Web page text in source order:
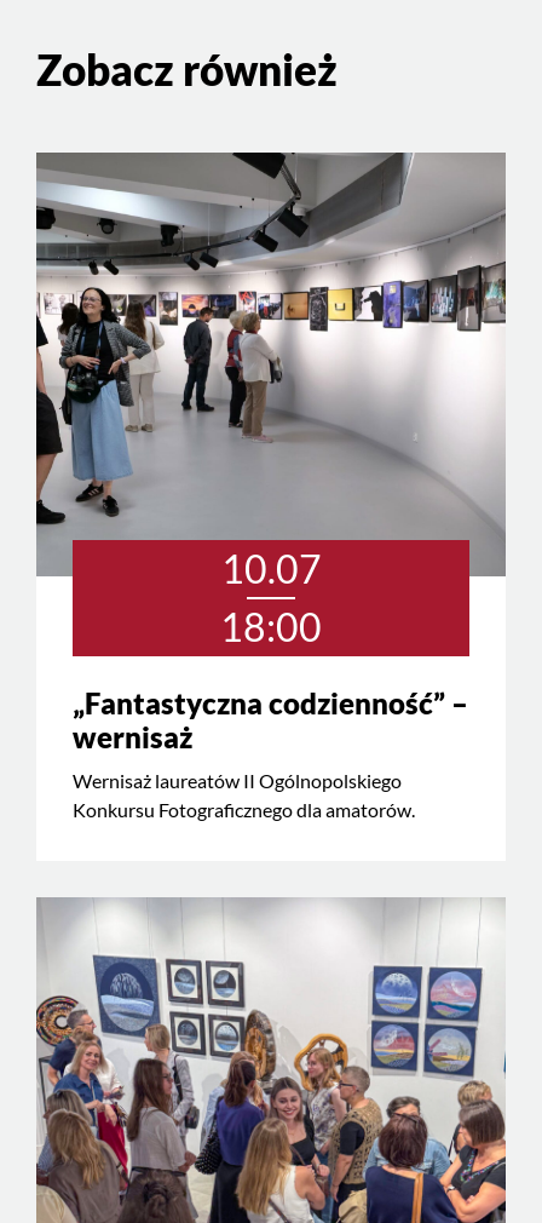
Zobacz również
10.07
18:00
„Fantastyczna codzienność” –
wernisaż
Wernisaż laureatów II Ogólnopolskiego
Konkursu Fotograficznego dla amatorów.